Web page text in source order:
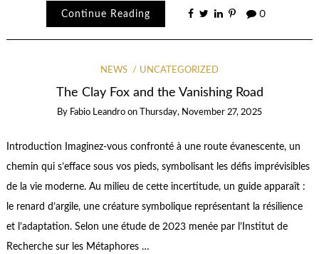
Continue Reading 0
NEWS UNCATEGORIZED
The Clay Fox and the Vanishing Road
By Fabio Leandro on Thursday, November 27, 2025
Introduction Imaginez-vous confronté à une route évanescente, un
chemin qui s’efface sous vos pieds, symbolisant les défis imprévisibles
de la vie moderne. Au milieu de cette incertitude, un guide apparaît :
le renard d’argile, une créature symbolique représentant la résilience
et l’adaptation. Selon une étude de 2023 menée par l’Institut de
Recherche sur les Métaphores …